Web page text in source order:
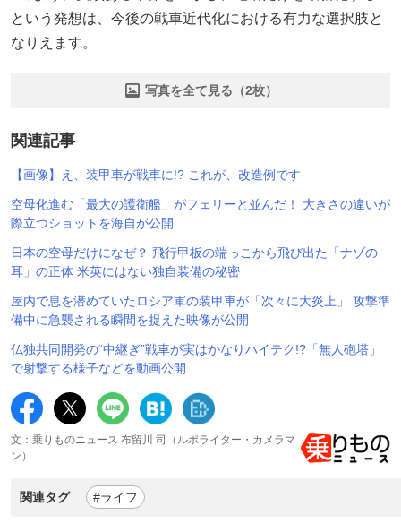
という発想は、今後の戦車近代化における有力な選択肢と
なりえます。
写真を全て見る（2枚）
関連記事
【画像】え、装甲車が戦車に!? これが、改造例です
空母化進む「最大の護衛艦」がフェリーと並んだ！ 大きさの違いが
際立つショットを海自が公開
日本の空母だけになぜ？ 飛行甲板の端っこから飛び出た「ナゾの
耳」の正体 米英にはない独自装備の秘密
屋内で息を潜めていたロシア軍の装甲車が「次々に大炎上」 攻撃準
備中に急襲される瞬間を捉えた映像が公開
仏独共同開発の“中継ぎ”戦車が実はかなりハイテク!?「無人砲塔」
で射撃する様子などを動画公開
文：乗りものニュース 布留川 司（ルポライター・カメラマ
ン）
関連タグ #ライフ